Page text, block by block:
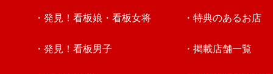
・発見！看板娘・看板女将
・発見！看板男子
・特典のあるお店
・掲載店舗一覧